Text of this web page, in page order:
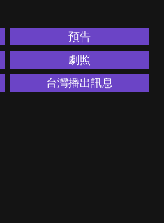
預告
劇照
台灣播出訊息